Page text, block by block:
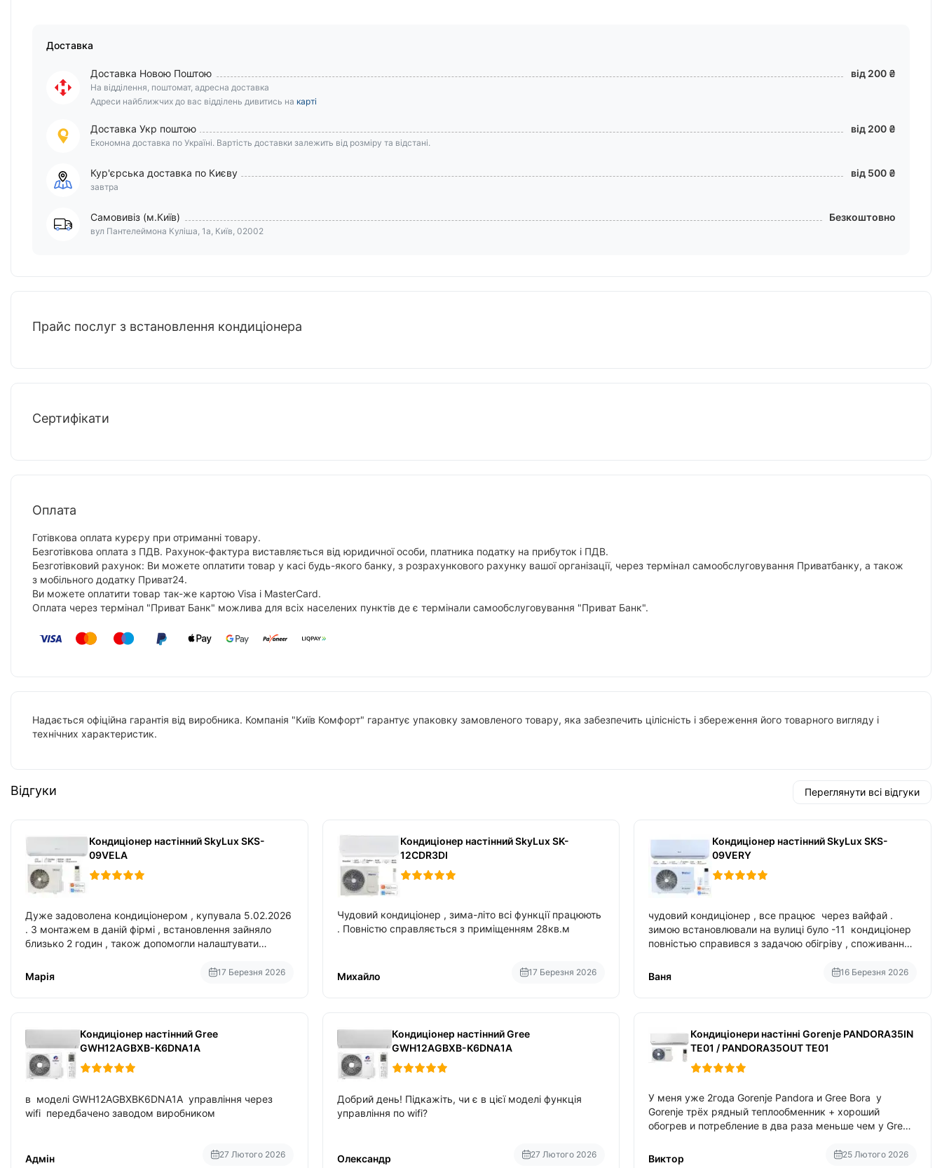
Доставка
Доставка Новою Поштою
На відділення, поштомат, адресна доставка
Адреси найближчих до вас відділень дивитись на карті
від 200 ₴
Доставка Укр поштою
Економна доставка по Україні. Вартість доставки залежить від розміру та відстані.
від 200 ₴
Кур'єрська доставка по Києву
завтра
від 500 ₴
Самовивіз (м.Київ)
вул Пантелеймона Куліша, 1а, Київ, 02002
Безкоштовно
Прайс послуг з встановлення кондиціонера
Сертифікати
Оплата
Готівкова оплата курєру при отриманні товару.
Безготівкова оплата з ПДВ. Рахунок-фактура виставляється від юридичної особи, платника податку на прибуток і ПДВ.
Безготівковий рахунок: Ви можете оплатити товар у касі будь-якого банку, з розрахункового рахунку вашої організації, через термінал самообслуговування Приватбанку, а також
з мобільного додатку Приват24.
Ви можете оплатити товар так-же картою Visa і MasterCard.
Оплата через термінал "Приват Банк" можлива для всіх населених пунктів де є термінали самообслуговування "Приват Банк".
Надається офіційна гарантія від виробника. Компанія "Київ Комфорт" гарантує упаковку замовленого товару, яка забезпечить цілісність і збереження його товарного вигляду і
технічних характеристик.
Відгуки Переглянути всі відгуки
Кондиціонер настінний SkyLux SKS-
09VELA
Дуже задоволена кондиціонером , купувала 5.02.2026
. З монтажем в даній фірмі , встановлення зайняло
близько 2 годин , також допомогли налаштувати
Марія
17 Березня 2026
Кондиціонер настінний SkyLux SK-
12CDR3DI
Чудовий кондиціонер , зима-літо всі функції працюють
. Повністю справляється з приміщенням 28кв.м
Михайло 17 Березня 2026
Кондиціонер настінний SkyLux SKS-
09VERY
чудовий кондиціонер , все працює через вайфай .
зимою встановлювали на вулиці було -11 кондиціонер
повністью справився з задачою обігріву , споживання
температури
Ваня 16 Березня 2026
Кондиціонер настінний Gree
GWH12AGBXB-K6DNA1A
в моделі GWH12AGBXBK6DNA1A управління через
wifi передбачено заводом виробником
Адмін 27 Лютого 2026
Кондиціонер настінний Gree
GWH12AGBXB-K6DNA1A
Добрий день! Підкажіть, чи є в цієї моделі функція
управління по wifi?
Олександр 27 Лютого 2026
Кондиціонери настінні Gorenje PANDORA35IN
TE01 / PANDORA35OUT TE01
У меня уже 2года Gorenje Pandora и Gree Bora у
Gorenje трёх рядный теплообменник + хороший
обогрев и потребление в два раза меньше чем у Gree
малолитражка с паркетником ре
Виктор 25 Лютого 2026